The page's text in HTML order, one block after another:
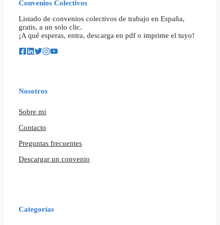
Convenios Colectivos
Listado de convenios colectivos de trabajo en España,
gratis, a un solo clic.
¡A qué esperas, entra, descarga en pdf o imprime el tuyo!
Nosotros
Sobre mi
Contacto
Preguntas frecuentes
Descargar un convenio
Categorías